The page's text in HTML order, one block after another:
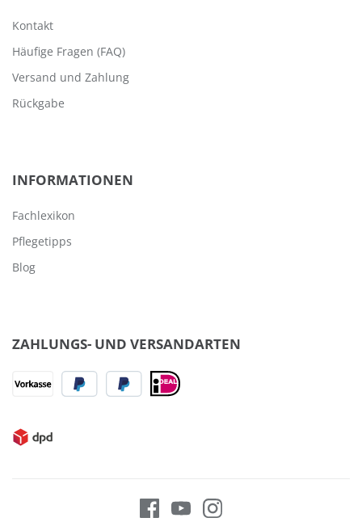
Kontakt
Häufige Fragen (FAQ)
Versand und Zahlung
Rückgabe
INFORMATIONEN
Fachlexikon
Pflegetipps
Blog
ZAHLUNGS- UND VERSANDARTEN